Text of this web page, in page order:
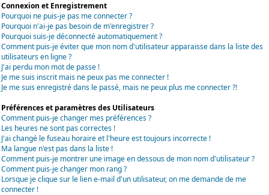
Connexion et Enregistrement
Pourquoi ne puis-je pas me connecter ?
Pourquoi n'ai-je pas besoin de m'enregistrer ?
Pourquoi suis-je déconnecté automatiquement ?
Comment puis-je éviter que mon nom d'utilisateur apparaisse dans la liste des
utilisateurs en ligne ?
J'ai perdu mon mot de passe !
Je me suis inscrit mais ne peux pas me connecter !
Je me suis enregistré dans le passé, mais ne peux plus me connecter ?!
Préférences et paramètres des Utilisateurs
Comment puis-je changer mes préférences ?
Les heures ne sont pas correctes !
J'ai changé le fuseau horaire et l'heure est toujours incorrecte !
Ma langue n'est pas dans la liste !
Comment puis-je montrer une image en dessous de mon nom d'utilisateur ?
Comment puis-je changer mon rang ?
Lorsque je clique sur le lien e-mail d'un utilisateur, on me demande de me
connecter !